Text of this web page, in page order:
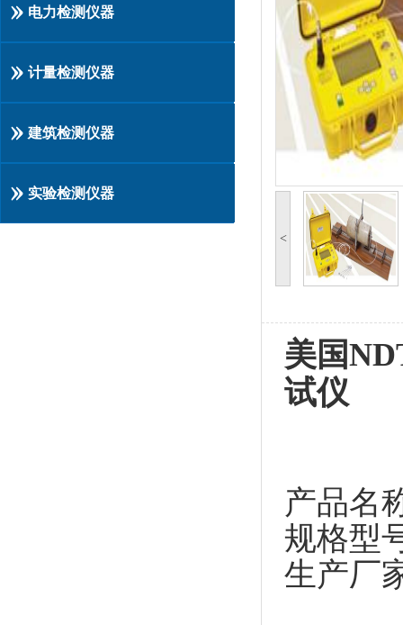
电力检测仪器
计量检测仪器
建筑检测仪器
实验检测仪器
<
美国
试仪
产品名
规格型
生产厂